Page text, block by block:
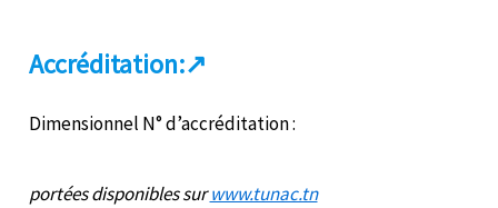
Accréditation:↗
Dimensionnel N° d’accréditation :
portées disponibles surwww.tunac.tn